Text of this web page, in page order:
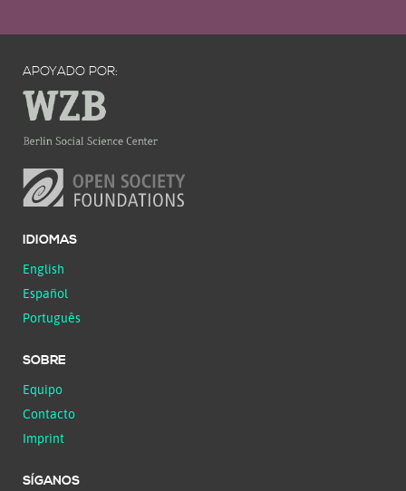
APOYADO POR:
IDIOMAS
English
Español
Português
SOBRE
Equipo
Contacto
Imprint
SÍGANOS